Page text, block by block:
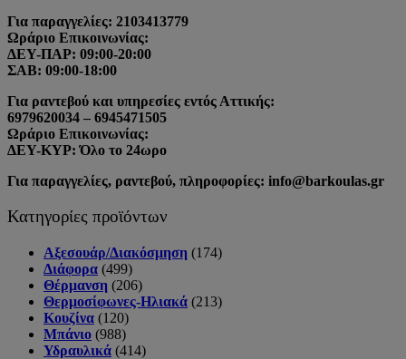
Για παραγγελίες: 2103413779
Ωράριο Επικοινωνίας:
ΔΕΥ-ΠΑΡ: 09:00-20:00
ΣΑΒ: 09:00-18:00
Για ραντεβού και υπηρεσίες εντός Αττικής:
6979620034 – 6945471505
Ωράριο Επικοινωνίας:
ΔΕΥ-ΚΥΡ: Όλο το 24ωρο
Για παραγγελίες, ραντεβού, πληροφορίες: info@barkoulas.gr
Κατηγορίες προϊόντων
Αξεσουάρ/Διακόσμηση (174)
Διάφορα (499)
Θέρμανση (206)
Θερμοσίφωνες-Ηλιακά (213)
Κουζίνα (120)
Μπάνιο (988)
Υδραυλικά (414)